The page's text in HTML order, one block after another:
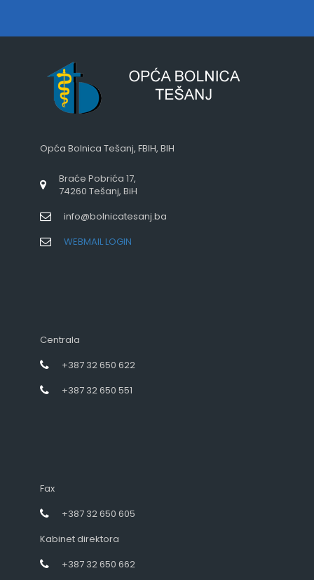
Opća Bolnica Tešanj, FBIH, BIH
Braće Pobrića 17,
74260 Tešanj, BiH
info@bolnicatesanj.ba
WEBMAIL LOGIN
Centrala
+387 32 650 622
+387 32 650 551
Fax
+387 32 650 605
Kabinet direktora
+387 32 650 662